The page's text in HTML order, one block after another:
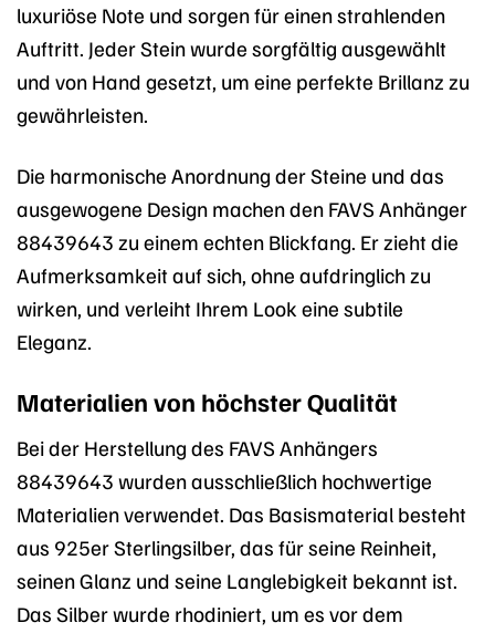
luxuriöse Note und sorgen für einen strahlenden
Auftritt. Jeder Stein wurde sorgfältig ausgewählt
und von Hand gesetzt, um eine perfekte Brillanz zu
gewährleisten.
Die harmonische Anordnung der Steine und das
ausgewogene Design machen den FAVS Anhänger
88439643 zu einem echten Blickfang. Er zieht die
Aufmerksamkeit auf sich, ohne aufdringlich zu
wirken, und verleiht Ihrem Look eine subtile
Eleganz.
Materialien von höchster Qualität
Bei der Herstellung des FAVS Anhängers
88439643 wurden ausschließlich hochwertige
Materialien verwendet. Das Basismaterial besteht
aus 925er Sterlingsilber, das für seine Reinheit,
seinen Glanz und seine Langlebigkeit bekannt ist.
Das Silber wurde rhodiniert, um es vor dem